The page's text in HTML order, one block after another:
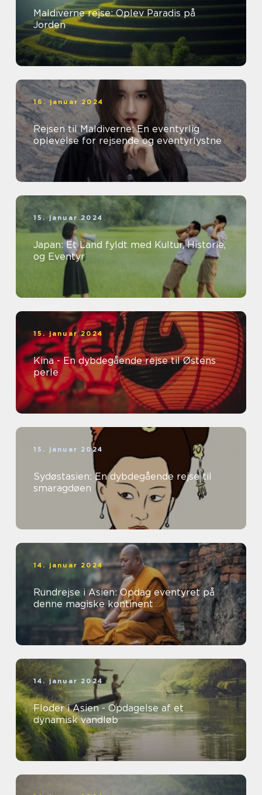
Maldiverne rejse: Oplev Paradis på
Jorden
16. januar 2024
Rejsen til Maldiverne: En eventyrlig
oplevelse for rejsende og eventyrlystne
15. januar 2024
Japan: Et Land fyldt med Kultur, Historie,
og Eventyr
15. januar 2024
Kina - En dybdegående rejse til Østens
perle
15. januar 2024
Sydøstasien: En dybdegående rejse til
smaragdøen
14. januar 2024
Rundrejse i Asien: Opdag eventyret på
denne magiske kontinent
14. januar 2024
Floder i Asien - Opdagelse af et
dynamisk vandløb